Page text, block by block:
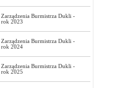
Zarządzenia Burmistrza Dukli -
rok 2023
Zarządzenia Burmistrza Dukli -
rok 2024
Zarządzenia Burmistrza Dukli -
rok 2025